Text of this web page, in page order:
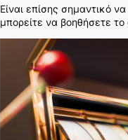
Είναι επίσης σημαντικό
μπορείτε να βοηθήσετε